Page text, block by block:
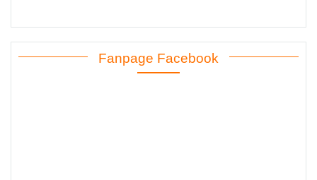
Fanpage Facebook